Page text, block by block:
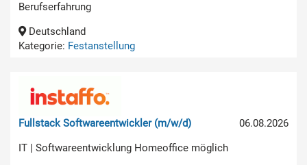
Berufserfahrung
Deutschland
Kategorie: Festanstellung
06.08.2026
Fullstack Softwareentwickler (m/w/d)
IT | Softwareentwicklung Homeoffice möglich